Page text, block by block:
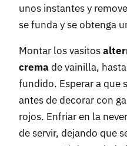
unos instantes y
se funda y se obtenga
Montar los vasitos
cremade vainilla,
fundido. Esperar a que
antes de decorar con
rojos. Enfriar en la
de servir, dejando que